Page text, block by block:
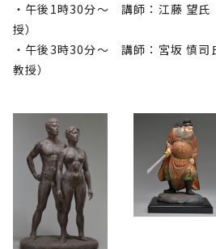
・午後1時30分～ 講師：江藤 望氏
授）
・午後3時30分～ 講師：宮坂 慎司
教授）